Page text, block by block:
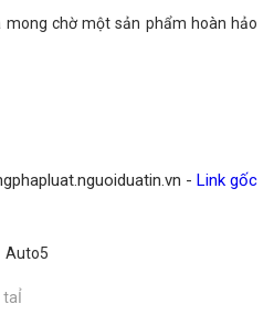
chờ một sản phẩm hoàn hảo
- Link gốc
Auto5
taỈ